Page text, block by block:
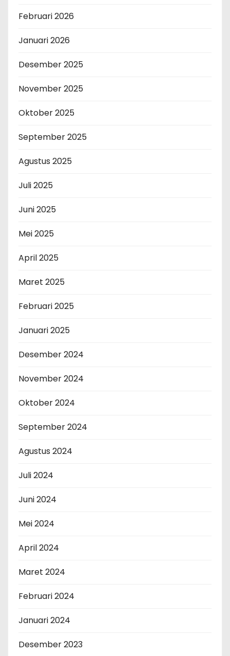
Februari 2026
Januari 2026
Desember 2025
November 2025
Oktober 2025
September 2025
Agustus 2025
Juli 2025
Juni 2025
Mei 2025
April 2025
Maret 2025
Februari 2025
Januari 2025
Desember 2024
November 2024
Oktober 2024
September 2024
Agustus 2024
Juli 2024
Juni 2024
Mei 2024
April 2024
Maret 2024
Februari 2024
Januari 2024
Desember 2023